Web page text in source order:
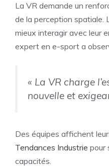
La VR demande un
de la perception spatiale.
mieux interagir avec leur
expert en e-sport a
« La VR charge
nouvelle et
Des équipes affichent
Tendances Industrie pour
capacités.